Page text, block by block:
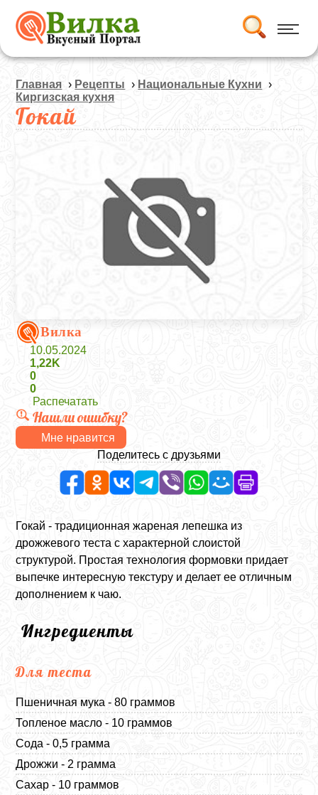
Главная › Рецепты › Национальные Кухни ›
Киргизская кухня
Гокай
Вилка
10.05.2024
1,22K
0
0
Распечатать
Нашли ошибку?
Мне нравится
Поделитесь с друзьями
Гокай - традиционная жареная лепешка из
дрожжевого теста с характерной слоистой
структурой. Простая технология формовки придает
выпечке интересную текстуру и делает ее отличным
дополнением к чаю.
Ингредиенты
Для теста
Пшеничная мука - 80 граммов
Топленое масло - 10 граммов
Сода - 0,5 грамма
Дрожжи - 2 грамма
Сахар - 10 граммов